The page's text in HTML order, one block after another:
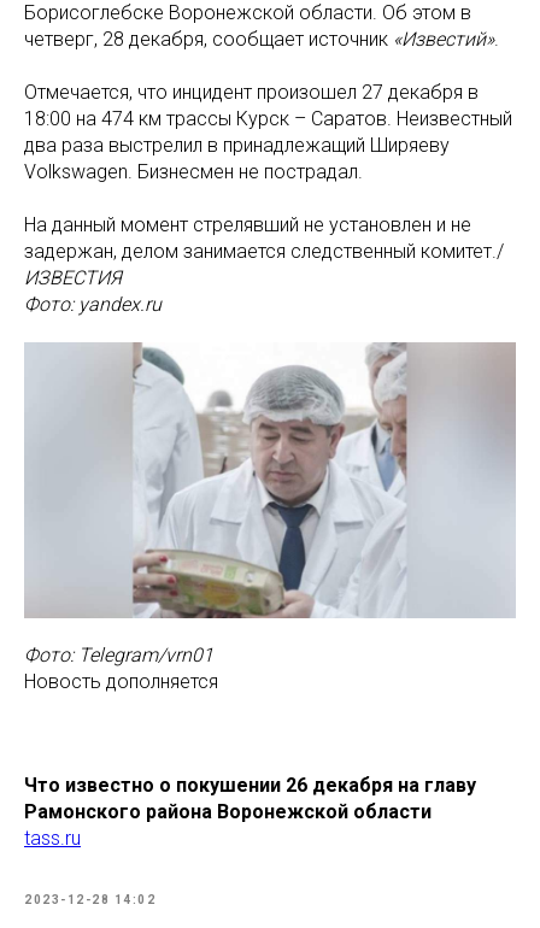
Борисоглебске Воронежской области. Об этом в
четверг, 28 декабря, сообщает источник «Известий».
Отмечается, что инцидент произошел 27 декабря в
18:00 на 474 км трассы Курск – Саратов. Неизвестный
два раза выстрелил в принадлежащий Ширяеву
Volkswagen. Бизнесмен не пострадал.
На данный момент стрелявший не установлен и не
задержан, делом занимается следственный комитет./
ИЗВЕСТИЯ
Фото: yandex.ru
Фото: Telegram/vrn01
Новость дополняется
Что известно о покушении 26 декабря на главу
Рамонского района Воронежской области
tass.ru
2023-12-28 14:02